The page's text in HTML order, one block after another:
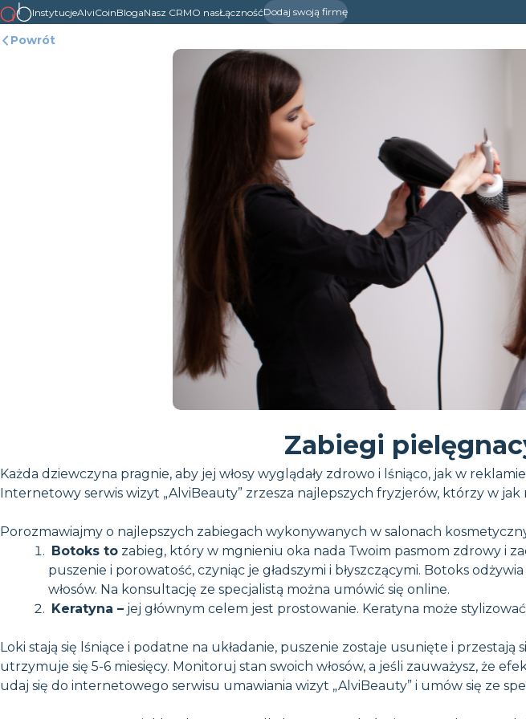
InstytucjeAlviCoinBlogaNasz CRMO nasŁącznośćDodaj swoją firmę
Powrót
Zabiegi
Każda dziewczyna pragnie, aby jej włosy wyglądały zdrowo i lśniąco, jak w
Internetowy serwis wizyt „AlviBeauty” zrzesza najlepszych fryzjerów, którzy w jak
Porozmawiajmy o najlepszych zabiegach wykonywanych w salonach
Botoks to zabieg, który w mgnieniu oka nada Twoim pasmom zdrowy i
puszenie i porowatość, czyniąc je gładszymi i błyszczącymi. Botoks
włosów. Na konsultację ze specjalistą można umówić się online.
Keratyna – jej głównym celem jest prostowanie. Keratyna może
Loki stają się lśniące i podatne na układanie, puszenie zostaje usunięte i
utrzymuje się 5-6 miesięcy. Monitoruj stan swoich włosów, a jeśli zauważysz, że
udaj się do internetowego serwisu umawiania wizyt „AlviBeauty” i umów się ze